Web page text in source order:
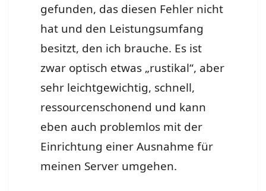
gefunden, das diesen Fehler nicht
hat und den Leistungsumfang
besitzt, den ich brauche. Es ist
zwar optisch etwas „rustikal“, aber
sehr leichtgewichtig, schnell,
ressourcenschonend und kann
eben auch problemlos mit der
Einrichtung einer Ausnahme für
meinen Server umgehen.